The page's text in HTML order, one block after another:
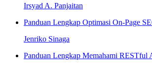
Irsyad A. Panjaitan
Panduan Lengkap Optimasi On-Page
Jenriko Sinaga
Panduan Lengkap Memahami RESTful